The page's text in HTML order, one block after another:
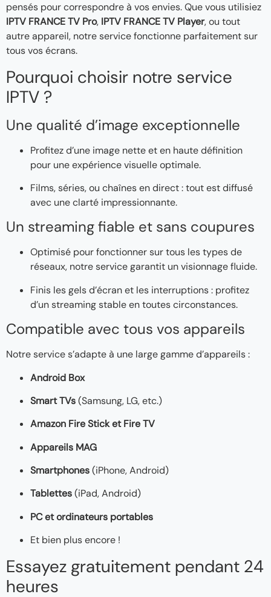
pensés pour correspondre à vos envies. Que vous utilisiez
IPTV FRANCE TV Pro, IPTV FRANCE TV Player, ou tout
autre appareil, notre service fonctionne parfaitement sur
tous vos écrans.
Pourquoi choisir notre service
IPTV ?
Une qualité d’image exceptionnelle
Profitez d’une image nette et en haute définition
pour une expérience visuelle optimale.
Films, séries, ou chaînes en direct : tout est diffusé
avec une clarté impressionnante.
Un streaming fiable et sans coupures
Optimisé pour fonctionner sur tous les types de
réseaux, notre service garantit un visionnage fluide.
Finis les gels d’écran et les interruptions : profitez
d’un streaming stable en toutes circonstances.
Compatible avec tous vos appareils
Notre service s’adapte à une large gamme d’appareils :
Android Box
Smart TVs(Samsung, LG, etc.)
Amazon Fire Stick et Fire TV
Appareils MAG
Smartphones(iPhone, Android)
Tablettes(iPad, Android)
PC et ordinateurs portables
Et bien plus encore !
Essayez gratuitement pendant 24
heures